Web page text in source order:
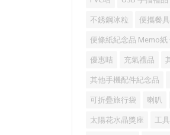
不銹鋼冰粒 便攜餐
便條紙紀念品 Memo紙
優惠咭 充氣禮品
其他手機配件紀念品
可折疊旅行袋 喇叭
太陽花水晶獎座 工具